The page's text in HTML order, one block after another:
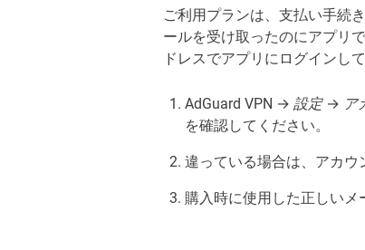
ご利用プランは、支払い手続
ールを受け取ったのにアプリ
ドレスでアプリにログインし
AdGuard VPN → 設定→ ア
を確認してください。
違っている場合は、アカウ
購入時に使用した正しいメ